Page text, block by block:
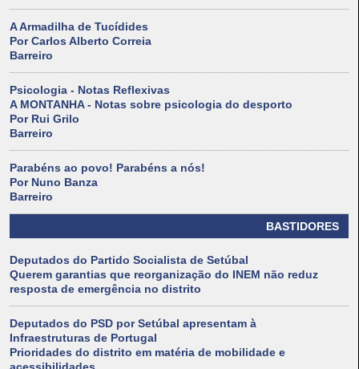
A Armadilha de Tucídides
Por Carlos Alberto Correia
Barreiro
Psicologia - Notas Reflexivas
A MONTANHA - Notas sobre psicologia do desporto
Por Rui Grilo
Barreiro
Parabéns ao povo! Parabéns a nós!
Por Nuno Banza
Barreiro
BASTIDORES
Deputados do Partido Socialista de Setúbal
Querem garantias que reorganização do INEM não reduz
resposta de emergência no distrito
Deputados do PSD por Setúbal apresentam à
Infraestruturas de Portugal
Prioridades do distrito em matéria de mobilidade e